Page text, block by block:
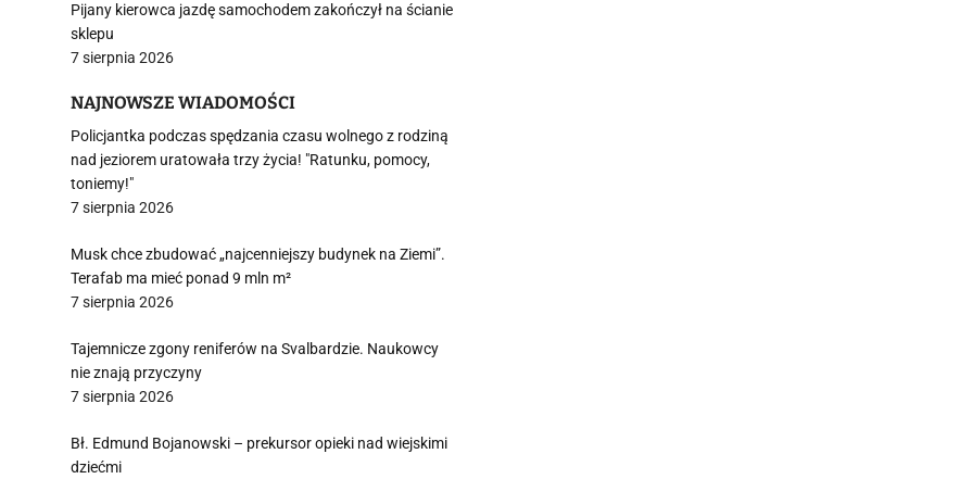
Pijany kierowca jazdę samochodem zakończył na ścianie
sklepu
7 sierpnia 2026
NAJNOWSZE WIADOMOŚCI
Policjantka podczas spędzania czasu wolnego z rodziną
nad jeziorem uratowała trzy życia! "Ratunku, pomocy,
toniemy!"
7 sierpnia 2026
Musk chce zbudować „najcenniejszy budynek na Ziemi”.
Terafab ma mieć ponad 9 mln m²
7 sierpnia 2026
Tajemnicze zgony reniferów na Svalbardzie. Naukowcy
nie znają przyczyny
7 sierpnia 2026
Bł. Edmund Bojanowski – prekursor opieki nad wiejskimi
dziećmi